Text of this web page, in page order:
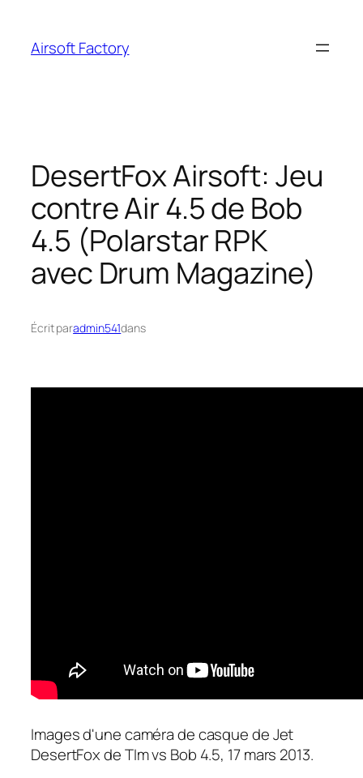
contenu
Airsoft Factory
DesertFox Airsoft: Jeu
contre Air 4.5 de Bob
4.5 (Polarstar RPK
avec Drum Magazine)
Écrit paradmin541dans
Images d'une caméra de casque de Jet
DesertFox de TIm vs Bob 4.5, 17 mars 2013.